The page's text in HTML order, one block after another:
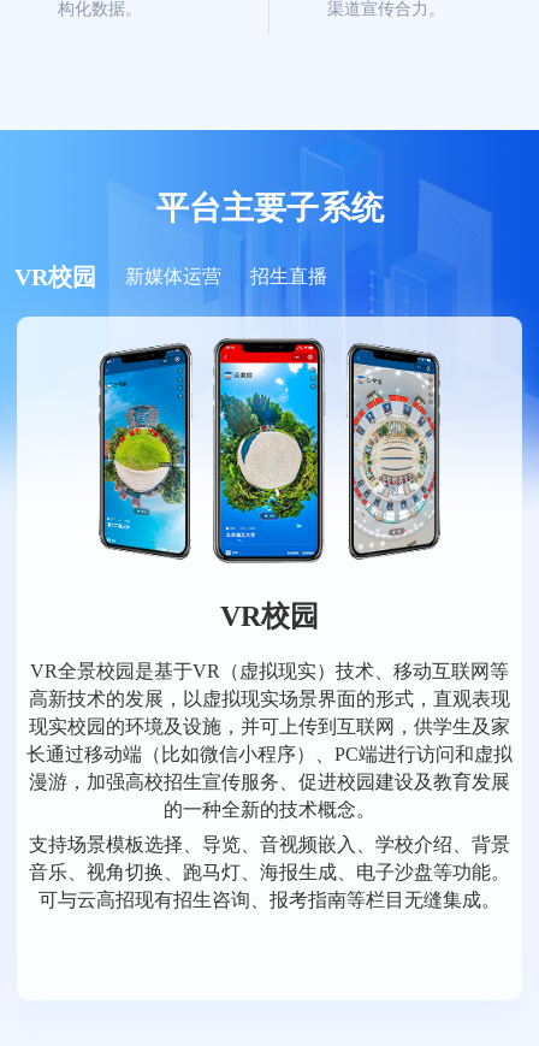
构化数据。 渠道宣传合力。
平台主要子系统
VR校园
VR全景校园是基于VR（虚拟现实）技术、移动互联网等
高新技术的发展，以虚拟现实场景界面的形式，直观表现
现实校园的环境及设施，并可上传到互联网，供学生及家
长通过移动端（比如微信小程序）、PC端进行访问和虚拟
漫游，加强高校招生宣传服务、促进校园建设及教育发展
的一种全新的技术概念。
支持场景模板选择、导览、音视频嵌入、学校介绍、背景
音乐、视角切换、跑马灯、海报生成、电子沙盘等功能。
可与云高招现有招生咨询、报考指南等栏目无缝集成。
VR校园 新媒体运营 招生直播